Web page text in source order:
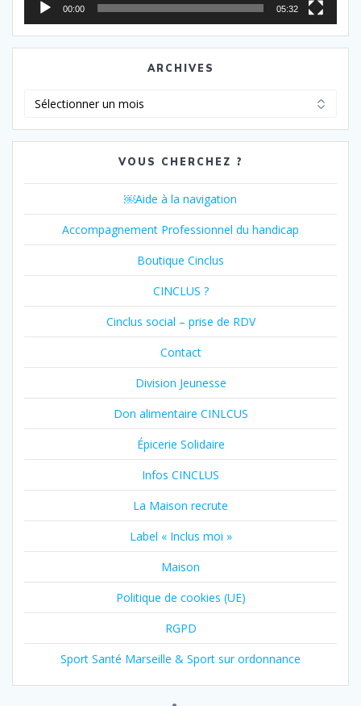
00:00 05:32
ARCHIVES
VOUS CHERCHEZ ?
￼Aide à la navigation
Accompagnement Professionnel du handicap
Boutique Cinclus
CINCLUS ?
Cinclus social – prise de RDV
Contact
Division Jeunesse
Don alimentaire CINLCUS
Épicerie Solidaire
Infos CINCLUS
La Maison recrute
Label « Inclus moi »
Maison
Politique de cookies (UE)
RGPD
Sport Santé Marseille & Sport sur ordonnance